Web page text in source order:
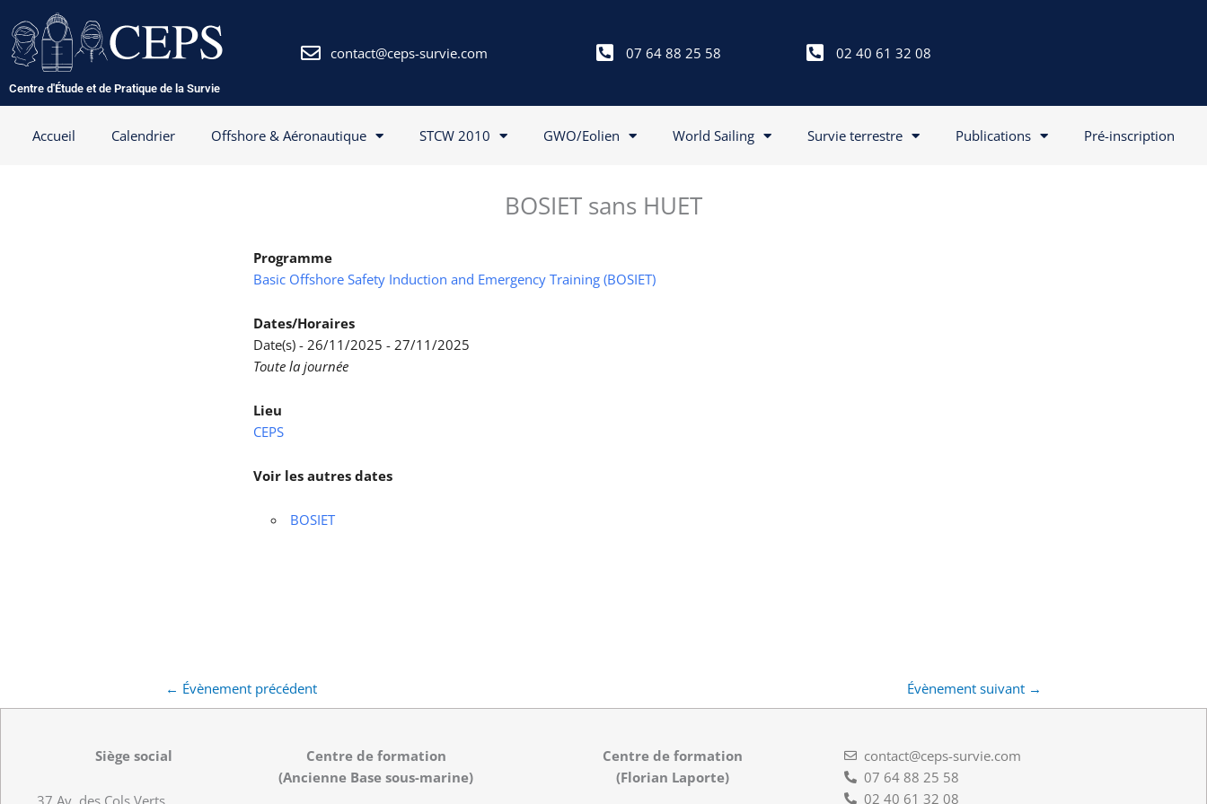
au
contenu
Centre d'Étude et de Pratique de la Survie
contact@ceps-survie.com 07 64 88 25 58 02 40 61 32 08
Accueil Calendrier Offshore & Aéronautique STCW 2010 GWO/Eolien World Sailing Survie terrestre Publications Pré-inscription
BOSIET sans HUET
Programme
Basic Offshore Safety Induction and Emergency Training (BOSIET)
Dates/Horaires
Date(s) - 26/11/2025 - 27/11/2025
Toute la journée
Lieu
CEPS
Voir les autres dates
BOSIET
← Évènement précédent Évènement suivant →
Siège social
Centre de formation
(Ancienne Base sous-marine)
Centre de formation
(Florian Laporte)
contact@ceps-survie.com
07 64 88 25 58
02 40 61 32 08